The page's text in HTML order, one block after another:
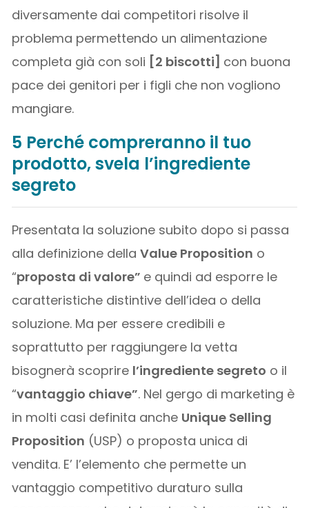
diversamente dai competitori risolve il
problema permettendo un alimentazione
completa già con soli [2 biscotti] con buona
pace dei genitori per i figli che non vogliono
mangiare.
5 Perché compreranno il tuo
prodotto, svela l’ingrediente
segreto
Presentata la soluzione subito dopo si passa
alla definizione dellaValue Proposition o
“proposta di valore” e quindi ad esporre le
caratteristiche distintive dell’idea o della
soluzione. Ma per essere credibili e
soprattutto per raggiungere la vetta
bisognerà scoprire l’ingrediente segreto o il
“vantaggio chiave”. Nel gergo di marketing è
in molti casi definita anche Unique Selling
Proposition (USP) o proposta unica di
vendita. E’ l’elemento che permette un
vantaggio competitivo duraturo sulla